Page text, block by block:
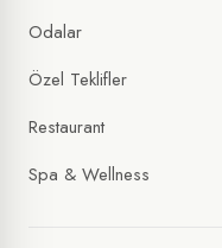
Odalar
Özel Teklifler
Restaurant
Spa & Wellness